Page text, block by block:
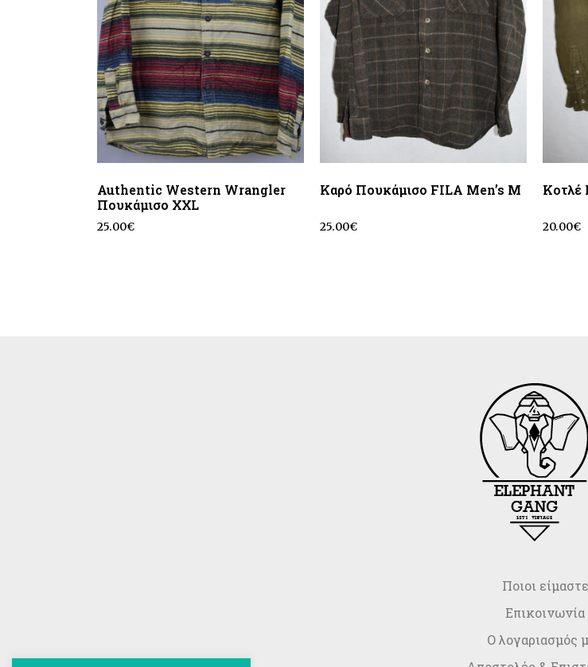
Authentic Western Wrangler
Πουκάμισο ΧΧL
25.00€
Καρό Πουκάμισο FILA Men’s M
25.00€
Κοτλέ
20.00€
Ποιοι είμαστε
Επικοινωνία
Ο λογαριασμός